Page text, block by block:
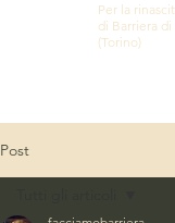
Per la
di Barriera
(Torino)
Post